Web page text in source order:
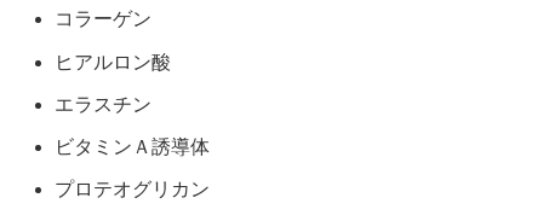
コラーゲン
ヒアルロン酸
エラスチン
ビタミンＡ誘導体
プロテオグリカン